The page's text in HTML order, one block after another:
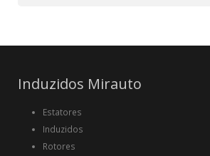
Induzidos Mirauto
Estatores
Induzidos
Rotores